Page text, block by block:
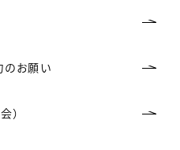
のお願い
）